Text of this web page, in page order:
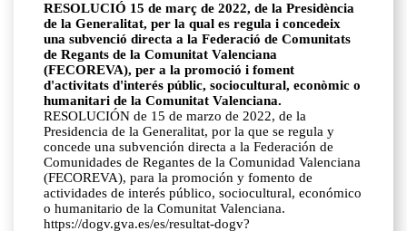
RESOLUCIÓ 15 de març de 2022, de la Presidència
de la Generalitat, per la qual es regula i concedeix
una subvenció directa a la Federació de Comunitats
de Regants de la Comunitat Valenciana
(FECOREVA), per a la promoció i foment
d'activitats d'interés públic, sociocultural, econòmic o
humanitari de la Comunitat Valenciana.
RESOLUCIÓN de 15 de marzo de 2022, de la
Presidencia de la Generalitat, por la que se regula y
concede una subvención directa a la Federación de
Comunidades de Regantes de la Comunidad Valenciana
(FECOREVA), para la promoción y fomento de
actividades de interés público, sociocultural, económico
o humanitario de la Comunitat Valenciana.
https://dogv.gva.es/es/resultat-dogv?